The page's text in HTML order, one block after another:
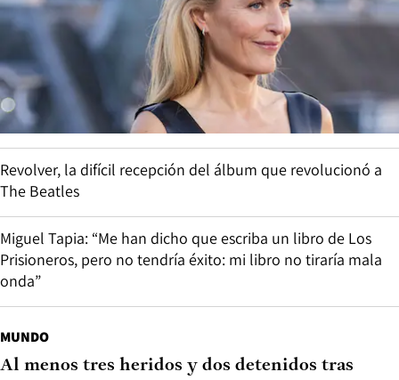
Revolver, la difícil recepción del álbum que revolucionó a
The Beatles
Miguel Tapia: “Me han dicho que escriba un libro de Los
Prisioneros, pero no tendría éxito: mi libro no tiraría mala
onda”
MUNDO
Al menos tres heridos y dos detenidos tras